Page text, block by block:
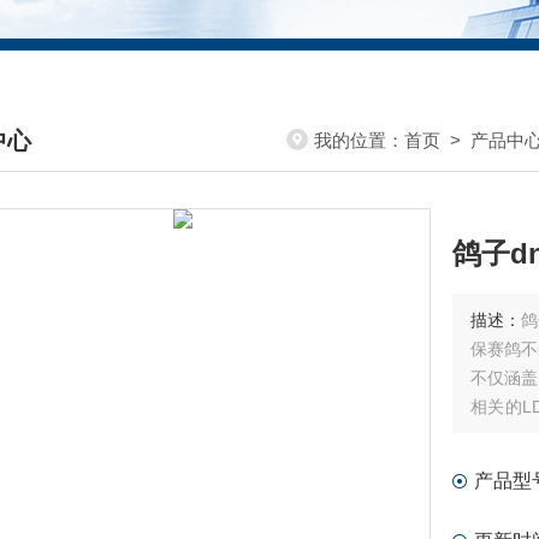
心
CENTER
我的位置： 首页 > 产品中
鸽子
描述：
保赛鸽
不仅涵
相关的
产品型